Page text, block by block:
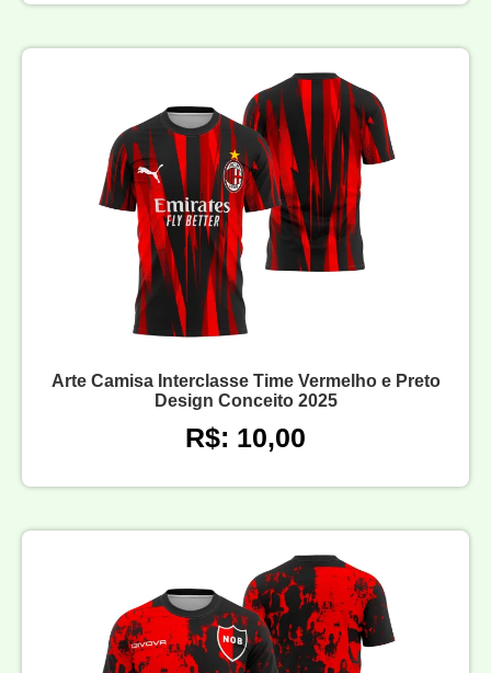
Arte Camisa Interclasse Time Vermelho e Preto
Design Conceito 2025
R$: 10,00